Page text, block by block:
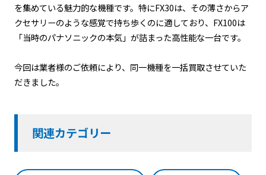
を集めている魅力的な機種です。特にFX30は、その薄さからア
クセサリーのような感覚で持ち歩くのに適しており、FX100は
「当時のパナソニックの本気」が詰まった高性能な一台です。
今回は業者様のご依頼により、同一機種を一括買取させていた
だきました。
関連カテゴリー